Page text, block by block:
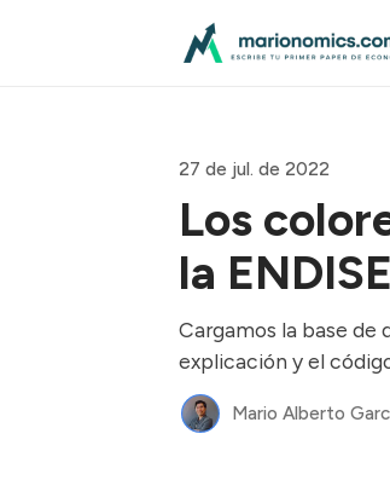
27 de jul. de 2022
Los
la
Cargamos la base de
explicación y el
Mario Alberto